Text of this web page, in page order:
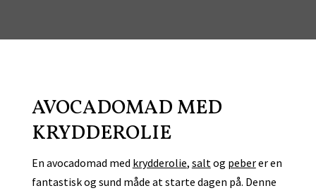
AVOCADOMAD MED
KRYDDEROLIE
En avocadomad med krydderolie, saltog peberer en
fantastisk og sund måde at starte dagen på. Denne